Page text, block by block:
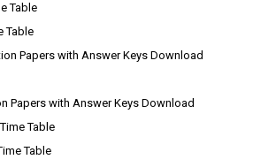
Table
Table
Papers with Answer Keys Download
Papers with Answer Keys Download
Table
Table